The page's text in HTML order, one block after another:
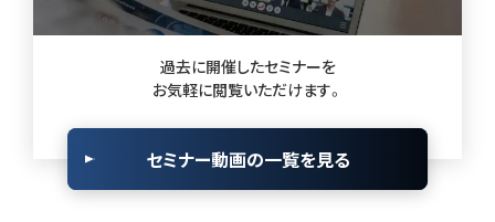
過去に開催したセミナーを
お気軽に閲覧いただけます。
セミナー動画の一覧を見る